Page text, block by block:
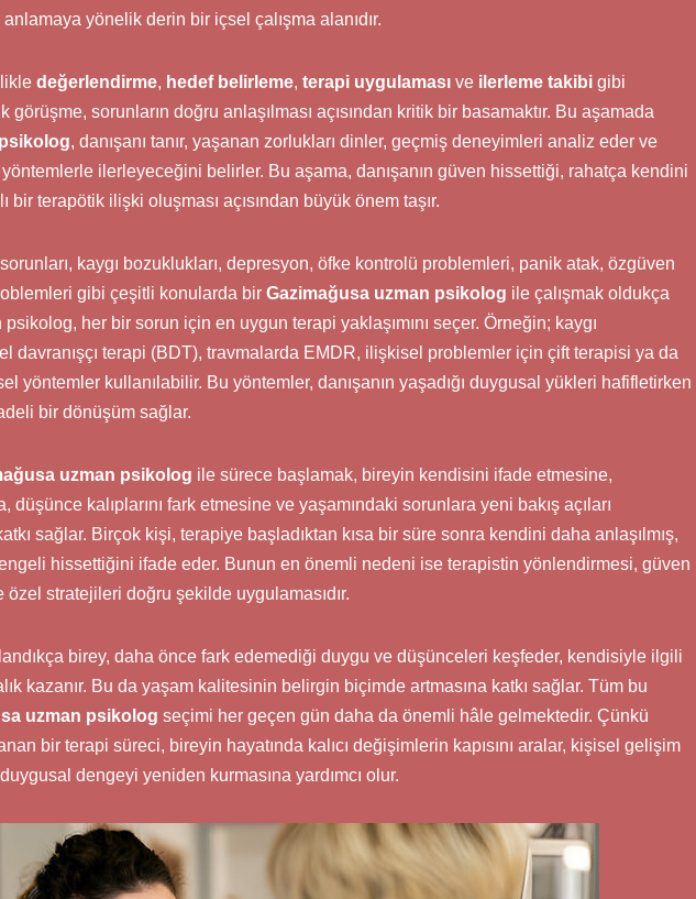
anlamaya yönelik derin bir içsel çalışma alanıdır.
değerlendirme, hedef belirleme, terapi uygulamasıve ilerleme takibigibi
görüşme, sorunların doğru anlaşılması açısından kritik bir basamaktır. Bu aşamada
, danışanı tanır, yaşanan zorlukları dinler, geçmiş deneyimleri analiz eder ve
ilerleyeceğini belirler. Bu aşama, danışanın güven hissettiği, rahatça kendini
bir terapötik ilişki oluşması açısından büyük önem taşır.
kaygı bozuklukları, depresyon, öfke kontrolü problemleri, panik atak, özgüven
gibi çeşitli konularda bir Gazimağusa uzman psikolog ile çalışmak oldukça
her bir sorun için en uygun terapi yaklaşımını seçer. Örneğin; kaygı
davranışçı terapi (BDT), travmalarda EMDR, ilişkisel problemler için çift terapisi ya da
yöntemler kullanılabilir. Bu yöntemler, danışanın yaşadığı duygusal yükleri hafifletirken
bir dönüşüm sağlar.
uzman psikolog ile sürece başlamak, bireyin kendisini ifade etmesine,
düşünce kalıplarını fark etmesine ve yaşamındaki sorunlara yeni bakış açıları
sağlar. Birçok kişi, terapiye başladıktan kısa bir süre sonra kendini daha anlaşılmış,
hissettiğini ifade eder. Bunun en önemli nedeni ise terapistin yönlendirmesi, güven
stratejileri doğru şekilde uygulamasıdır.
birey, daha önce fark edemediği duygu ve düşünceleri keşfeder, kendisiyle ilgili
kazanır. Bu da yaşam kalitesinin belirgin biçimde artmasına katkı sağlar. Tüm bu
uzman psikolog seçimi her geçen gün daha da önemli hâle gelmektedir. Çünkü
bir terapi süreci, bireyin hayatında kalıcı değişimlerin kapısını aralar, kişisel gelişim
dengeyi yeniden kurmasına yardımcı olur.